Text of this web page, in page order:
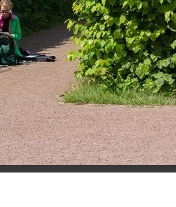
Гридунова Светлана Михайловна